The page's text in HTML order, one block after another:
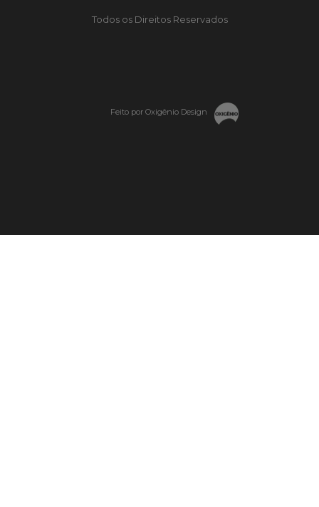
Todos os Direitos Reservados
Feito por Oxigênio Design